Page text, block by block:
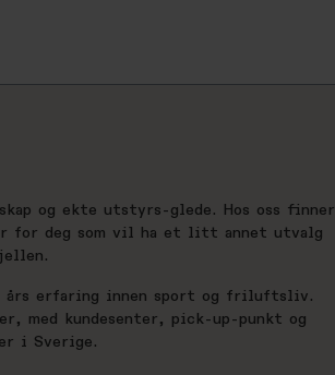
og ekte utstyrs-glede. Hos oss finner
for deg som vil ha et litt annet utvalg
års erfaring innen sport og friluftsliv.
med kundesenter, pick-up-punkt og
i Sverige.